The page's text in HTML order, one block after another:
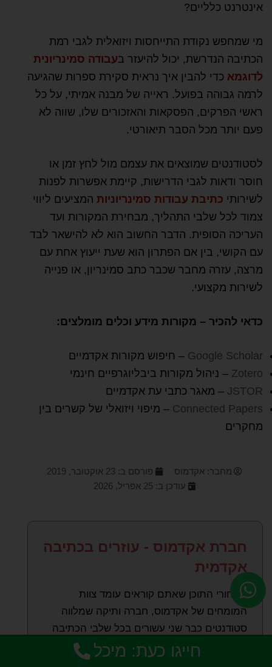
חייגו כעת: מיכל
אינטרנט כלליים?
מי שמחפש נקודת התייחסות ויזואלית לגבי רמת
הכתיבה הנדרשת, יכול להיעזר בעבודה סמינריונית
לדוגמא כדי להבין איך נראית סקירת ספרות שהגיעה
לרמה גבוהה בפועל. ראייה של מבנה אמיתי, על כל
ראשי הפרקים, הפסקאות והאזכורים שלו, שווה לא
פעם יותר מכל הסבר תיאורטי.
לסטודנטים שמוצאים את עצמם מול לחץ זמן או
חוסר ודאות לגבי הדרישות, קיימת אפשרות לפנות
לשירותי כתיבת עבודות סמינריוניות המציעים ליווי
צמוד לכל שלבי התהליך, מבחירת המקורות ועד
העריכה הסופית. הדבר החשוב הוא לא להישאר לבד
עם הקושי, בין אם הפתרון הוא שעת ייעוץ אחת עם
מרצה, עזרה מחבר שכבר כתב סמינריון, או פנייה
לשירות מקצועי.
כדאי להכיר – מקורות מידע וכלים מומלצים:
Google Scholar – חיפוש מקורות אקדמיים
Zotero – ניהול מקורות ביבליוגרפיים חינמי
JSTOR – מאגר כתבי עת אקדמיים
Connected Papers – מיפוי ויזואלי של קשרים בין
מחקרים
מחבר: אקדמוס פורסם ב:
עודכן ב: 25 אפריל, 2026
חברת אקדמוס - עוזרים בכתיבה
אקדמית
מאחורי התוכן שאתם קוראים עומד צוות
המומחים של אקדמוס, חברה ותיקה שמלווה
סטודנטים כבר שני עשורים בכל שלבי הכתיבה
האקדמית. אנו מסייעים בבחירת נושא, בניית
מתודולוגיה, איתור מקורות, ניתוחים סטטיסטיים